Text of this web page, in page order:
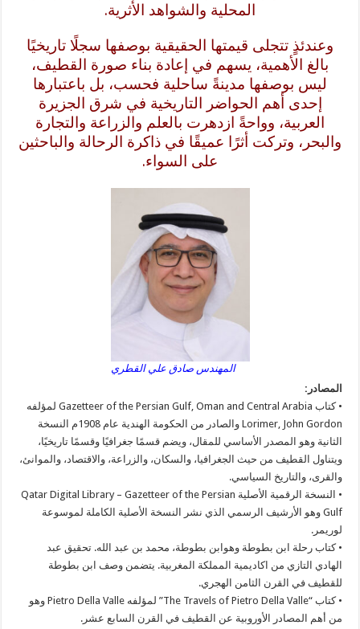
المحلية والشواهد الأثرية.
وعندئذٍ تتجلى قيمتها الحقيقية بوصفها سجلًا تاريخيًا
بالغ الأهمية، يسهم في إعادة بناء صورة القطيف،
ليس بوصفها مدينةً ساحلية فحسب، بل باعتبارها
إحدى أهم الحواضر التاريخية في شرق الجزيرة
العربية، وواحةً ازدهرت بالعلم والزراعة والتجارة
والبحر، وتركت أثرًا عميقًا في ذاكرة الرحالة والباحثين
على السواء.
المهندس صادق علي القطري
المصادر:
• كتاب Gazetteer of the Persian Gulf, Oman and Central Arabia لمؤلفه
Lorimer, John Gordon والصادر من الحكومة الهندية عام 1908م النسخة
الثانية وهو المصدر الأساسي للمقال، ويضم قسمًا جغرافيًا وقسمًا تاريخيًا،
ويتناول القطيف من حيث الجغرافيا، والسكان، والزراعة، والاقتصاد، والموانئ،
والقرى، والتاريخ السياسي.
• النسخة الرقمية الأصلية Qatar Digital Library – Gazetteer of the Persian
Gulf وهو الأرشيف الرسمي الذي نشر النسخة الأصلية الكاملة لموسوعة
لوريمر.
• كتاب رحلة ابن بطوطة وهوابن بطوطة، محمد بن عبد الله. تحقيق عبد
الهادي التازي من اكاديمية المملكة المغربية. يتضمن وصف ابن بطوطة
للقطيف في القرن الثامن الهجري.
• كتاب “The Travels of Pietro Della Valle” لمؤلفه Pietro Della Valle وهو
من أهم المصادر الأوروبية عن القطيف في القرن السابع عشر.